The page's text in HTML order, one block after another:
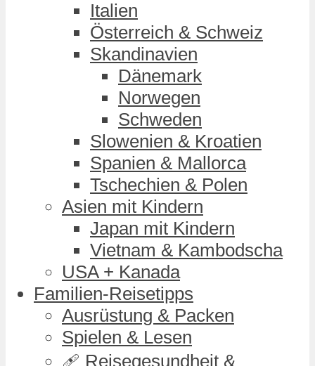
Italien
Österreich & Schweiz
Skandinavien
Dänemark
Norwegen
Schweden
Slowenien & Kroatien
Spanien & Mallorca
Tschechien & Polen
Asien mit Kindern
Japan mit Kindern
Vietnam & Kambodscha
USA + Kanada
Familien-Reisetipps
Ausrüstung & Packen
Spielen & Lesen
🩹 Reisegesundheit &